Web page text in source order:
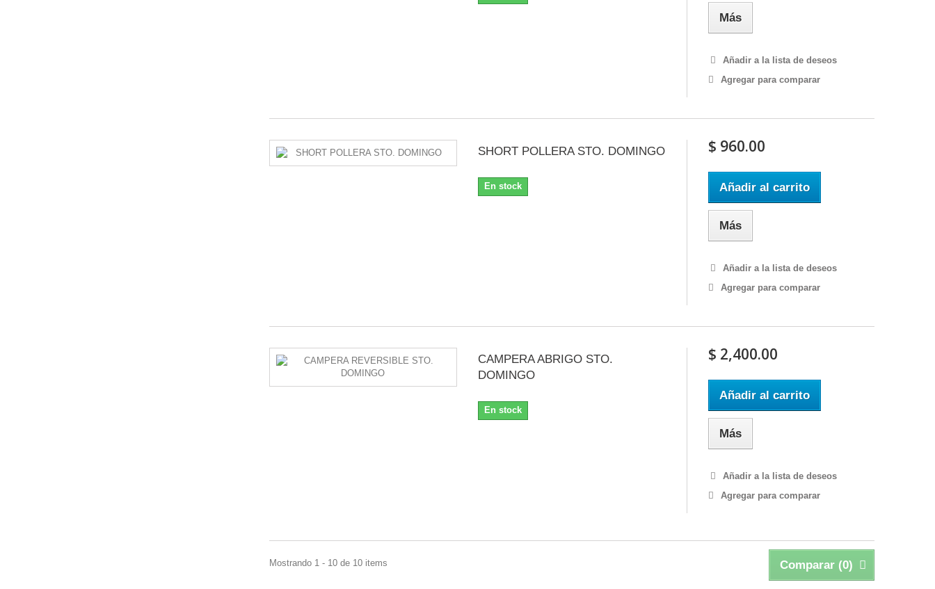
Más
Añadir a la lista de deseos
Agregar para comparar
SHORT POLLERA STO. DOMINGO
En stock
$ 960.00
Añadir al carrito
Más
Añadir a la lista de deseos
Agregar para comparar
CAMPERA ABRIGO STO.
DOMINGO
En stock
$ 2,400.00
Añadir al carrito
Más
Añadir a la lista de deseos
Agregar para comparar
Comparar (0)
Mostrando 1 - 10 de 10 items